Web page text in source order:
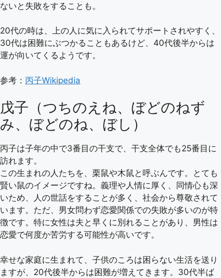
ないと失敗をすることも。
20代の時は、上の人に気に入られてサポートされやすく、
30代は困難にぶつかることもあるけど、40代後半からは
運が向いてくるようです。
参考： 丙子Wikipedia
戊子（つちのえね、ぼどのねず
み、ぼどのね、ぼし）
丙子は子年の中で3番目の干支で、干支全体でも25番目に
訪れます。
この生まれの人たちを、栗鼠や木鼠と呼ぶんです。とても
賢い鼠のイメージですね。義理や人情に厚く、同情心も深
いため、人の世話をすることが多く、社会から尊敬されて
います。ただ、男女問わず恋愛関係での失敗が多いのが特
徴です。特に女性は夫と早くに別れることがあり、男性は
恋愛で何度か苦労する可能性が高いです。
幸せな家庭に生まれて、子供のころは困らない生活を送り
ますが、20代後半からは困難が増えてきます。30代半ば